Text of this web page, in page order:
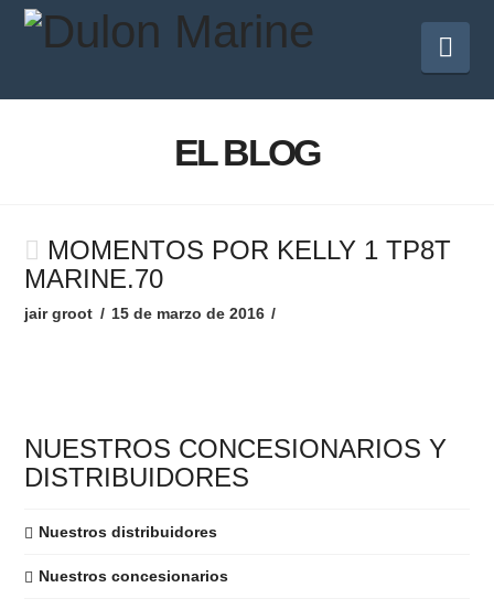
EL BLOG
MOMENTOS POR KELLY 1 TP8T
MARINE.70
jair groot 15 de marzo de 2016
NUESTROS CONCESIONARIOS Y
DISTRIBUIDORES
Nuestros distribuidores
Nuestros concesionarios